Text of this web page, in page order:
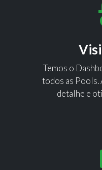
Temos o
todos as Pools.
detalhe e